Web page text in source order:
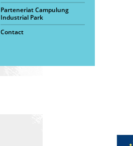
Parteneriat Campulung
Industrial Park
Contact